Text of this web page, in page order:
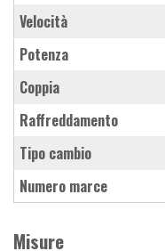
Velocità
Potenza
Coppia
Raffreddamento
Tipo cambio
Numero marce
Misure